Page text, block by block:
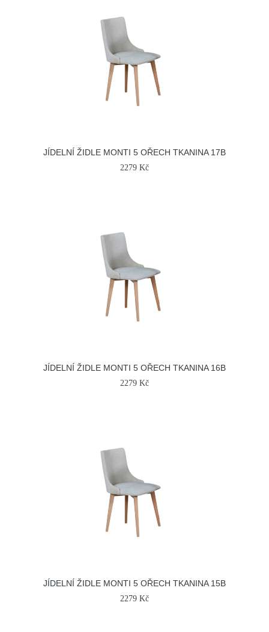
JÍDELNÍ ŽIDLE MONTI 5 OŘECH TKANINA 17B
2279 Kč
JÍDELNÍ ŽIDLE MONTI 5 OŘECH TKANINA 16B
2279 Kč
JÍDELNÍ ŽIDLE MONTI 5 OŘECH TKANINA 15B
2279 Kč